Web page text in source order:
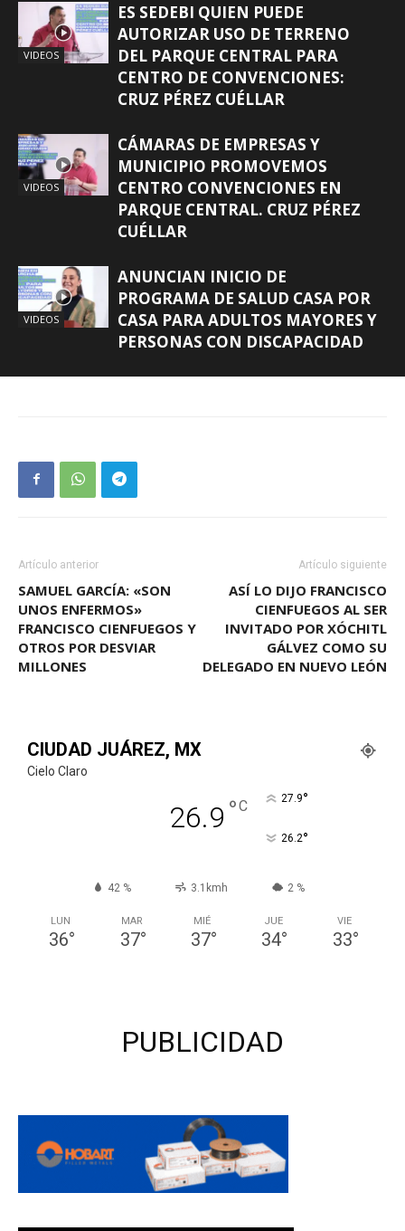
VIDEOS
ES SEDEBI QUIEN PUEDE
AUTORIZAR USO DE TERRENO
DEL PARQUE CENTRAL PARA
CENTRO DE CONVENCIONES:
CRUZ PÉREZ CUÉLLAR
VIDEOS
CÁMARAS DE EMPRESAS Y
MUNICIPIO PROMOVEMOS
CENTRO CONVENCIONES EN
PARQUE CENTRAL. CRUZ PÉREZ
CUÉLLAR
VIDEOS
ANUNCIAN INICIO DE
PROGRAMA DE SALUD CASA POR
CASA PARA ADULTOS MAYORES Y
PERSONAS CON DISCAPACIDAD
Artículo anterior
SAMUEL GARCÍA: «SON
UNOS ENFERMOS»
FRANCISCO CIENFUEGOS Y
OTROS POR DESVIAR
MILLONES
Artículo siguiente
ASÍ LO DIJO FRANCISCO
CIENFUEGOS AL SER
INVITADO POR XÓCHITL
GÁLVEZ COMO SU
DELEGADO EN NUEVO LEÓN
CIUDAD JUÁREZ, MX
Cielo Claro
26.9 °C 27.9°
26.2°
42 % 3.1kmh 2 %
LUN
36°
MAR
37°
MIÉ
37°
JUE
34°
VIE
33°
PUBLICIDAD